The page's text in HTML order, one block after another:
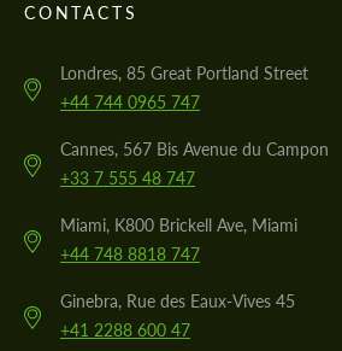
CONTACTS
Londres, 85 Great Portland Street
+44 744 0965 747
Cannes, 567 Bis Avenue du Campon
+33 7 555 48 747
Miami, K800 Brickell Ave, Miami
+44 748 8818 747
Ginebra, Rue des Eaux-Vives 45
+41 2288 600 47